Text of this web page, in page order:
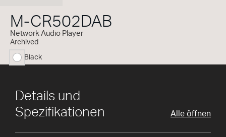
M-CR502DAB
Network Audio Player
Archived
ausgewählt
Black
Details und
Spezifikationen
Alle öffnen